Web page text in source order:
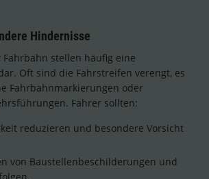
Hindernisse
stellen häufig eine
Oft sind die Fahrstreifen verengt, es
Fahrbahnmarkierungen oder
Fahrer sollten:
reduzieren und besondere Vorsicht
von Baustellenbeschilderungen und